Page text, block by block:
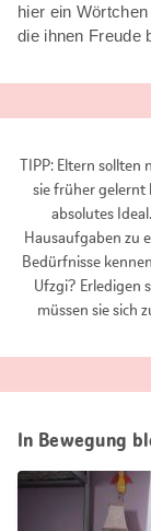
hier ein
die ihnen Freude
TIPP: Eltern sollten
sie früher gelernt
absolutes
Hausaufgaben zu
Bedürfnisse
Ufzgi? Erledigen
müssen sie sich
In Bewegung